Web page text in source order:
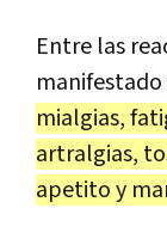
Entre las
mialgias,
artralgias,
apetito y